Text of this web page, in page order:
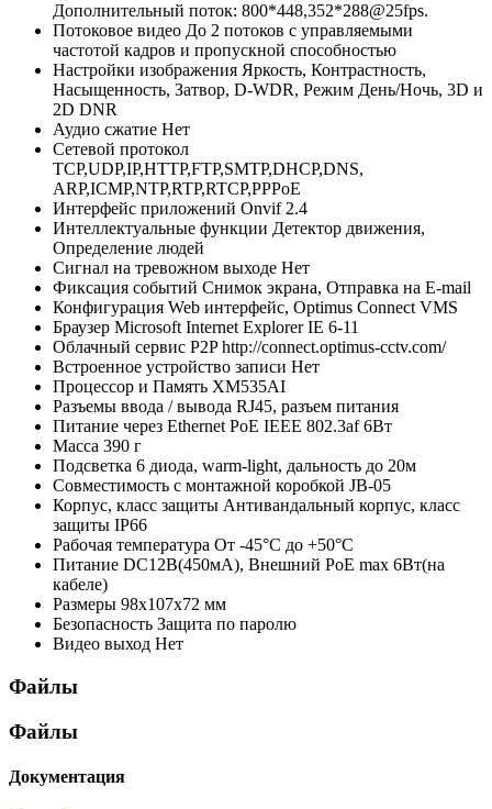
Дополнительный поток: 800*448,352*288@25fps.
Потоковое видео До 2 потоков с управляемыми
частотой кадров и пропускной способностью
Настройки изображения Яркость, Контрастность,
Насыщенность, Затвор, D-WDR, Режим День/Ночь, 3D и
2D DNR
Аудио сжатие Нет
Сетевой протокол
TCP,UDP,IP,HTTP,FTP,SMTP,DHCP,DNS,
ARP,ICMP,NTP,RTP,RTCP,PPPoE
Интерфейс приложений Onvif 2.4
Интеллектуальные функции Детектор движения,
Определение людей
Сигнал на тревожном выходе Нет
Фиксация событий Снимок экрана, Отправка на E-mail
Конфигурация Web интерфейс, Optimus Connect VMS
Браузер Microsoft Internet Explorer IE 6-11
Облачный сервис P2P http://connect.optimus-cctv.com/
Встроенное устройство записи Нет
Процессор и Память XM535AI
Разъемы ввода / вывода RJ45, разъем питания
Питание через Ethernet PoE IEEE 802.3af 6Вт
Масса 390 г
Подсветка 6 диода, warm-light, дальность до 20м
Совместимость с монтажной коробкой JB-05
Корпус, класс защиты Антивандальный корпус, класс
защиты IР66
Рабочая температура От -45°С до +50°С
Питание DC12В(450мА), Внешний PoE max 6Вт(на
кабеле)
Размеры 98x107x72 мм
Безопасность Защита по паролю
Видео выход Нет
Файлы
Файлы
Документация